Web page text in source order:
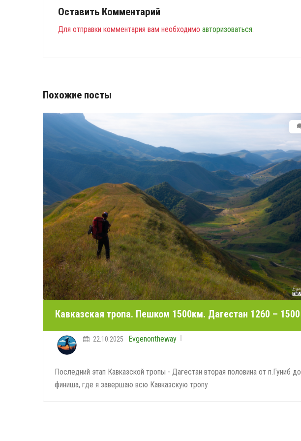
Оставить Комментарий
Для отправки комментария вам необходимо авторизоваться.
Похожие посты
Кавказская тропа. Пешком 1500км. Дагестан 1260 – 1500
Evgenontheway
22.10.2025
Последний этап Кавказской тропы - Дагестан вторая половина от п.Гуниб до
финиша, где я завершаю всю Кавказскую тропу